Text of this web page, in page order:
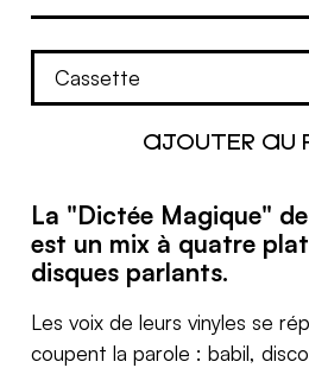
La "Dictée Magique"
est un mix à quatre
disques parlants.
Les voix de leurs vinyles se
coupent la parole : babil,